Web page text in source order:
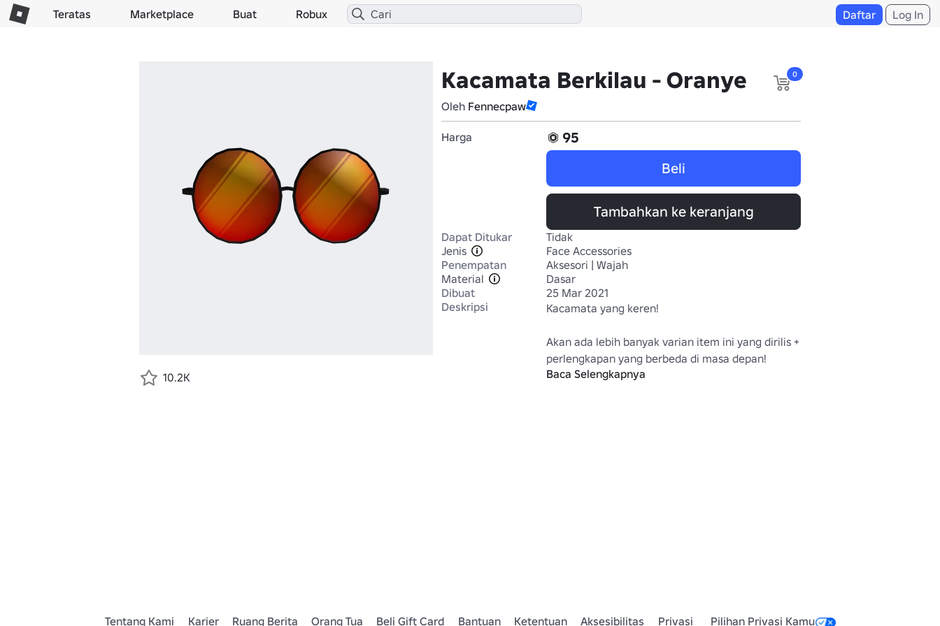
Teratas Marketplace Buat Robux Daftar Log In
Kacamata Berkilau - Oranye
Oleh Fennecpaw
0
Harga
95
Beli
Tambahkan ke keranjang
Dapat Ditukar
Tidak
Jenis
Face Accessories
Penempatan
Aksesori | Wajah
Material
Dasar
Dibuat
25 Mar 2021
Deskripsi
Kacamata yang keren!
Akan ada lebih banyak varian item ini yang dirilis +
perlengkapan yang berbeda di masa depan!
Baca Selengkapnya
10.2K
Tentang Kami Karier Ruang Berita Orang Tua Beli Gift Card Bantuan Ketentuan Aksesibilitas Privasi Pilihan Privasi Kamu